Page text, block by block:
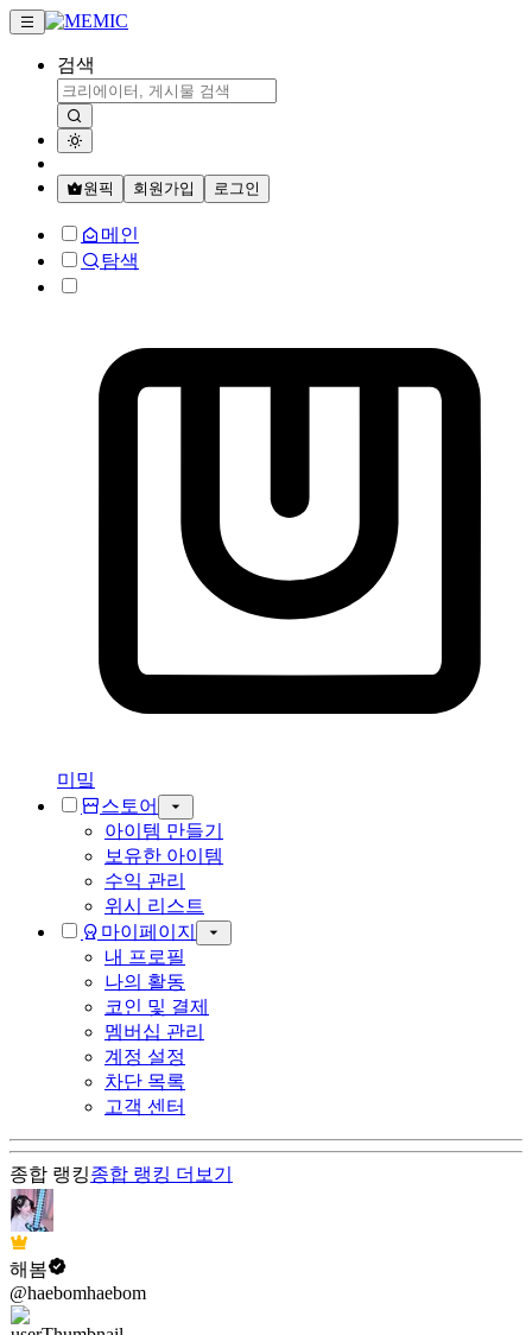
검색
원픽 회원가입 로그인
메인
탐색
미밐
스토어
아이템 만들기
보유한 아이템
수익 관리
위시 리스트
마이페이지
내 프로필
나의 활동
코인 및 결제
멤버십 관리
계정 설정
차단 목록
고객 센터
종합 랭킹종합 랭킹 더보기
해봄
@haebomhaebom